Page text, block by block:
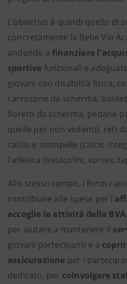
L’obiettivo è quindi quello di
concretamente la Bebe Vio
andando a finanziare
sportive funzionali e
giovani con disabilità fisica,
carrozzine da scherma,
fioretti da scherma, pedane
quelle per non vedenti), reti
calcio e stampelle (calcio
l'atletica (ostacolini, vortex,
Allo stesso tempo, i fondi
contribuire alle spese per l’
accoglie le attività della BVA
per aiutare a mantenere il
giovani partecipanti e a
assicurazione per i
dedicato, per coinvolgere